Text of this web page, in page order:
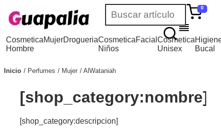
0
Cosmetica
Hombre
MujerDrogueriaCosmetica
Niños
FacialCosmetica
Unisex
Bucal
Inicio Perfumes Mujer AlWataniah
[shop_category:nombre]
[shop_category:descripcion]